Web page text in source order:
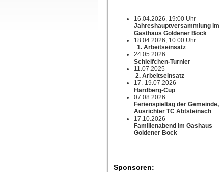
16.04.2026, 19:00 Uhr
Jahreshauptversammlung im
Gasthaus Goldener Bock
18.04.2026, 10:00 Uhr
1. Arbeitseinsatz
24.05.2026
Schleifchen-Turnier
11.07.2025
2. Arbeitseinsatz
17.-19.07.2026
Hardberg-Cup
07.08.2026
Ferienspieltag der Gemeinde,
Ausrichter TC Abtsteinach
17.10.2026
Familienabend im Gashaus
Goldener Bock
Sponsoren: